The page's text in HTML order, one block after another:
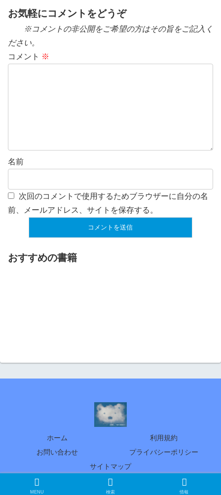
お気軽にコメントをどうぞ
※コメントの非公開をご希望の方はその旨をご記入く
ださい。
コメント ※
名前
次回のコメントで使用するためブラウザーに自分の名
前、メールアドレス、サイトを保存する。
おすすめの書籍
ホーム
利用規約
お問い合わせ
プライバシーポリシー
サイトマップ
© 2005 北の暮らし ～札幌・宮の森から～
MENU 検索 情報